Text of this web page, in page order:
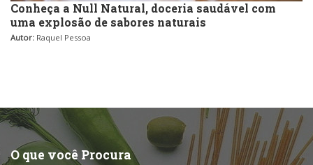
Conheça a Null Natural, doceria saudável com
uma explosão de sabores naturais
Autor: Raquel Pessoa
O que você Procura